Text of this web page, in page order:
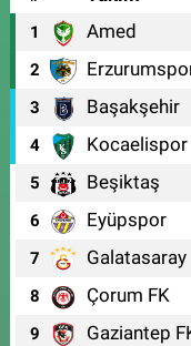
1 Amed
2
3 Başakşehir
4 Kocaelispor
5 Beşiktaş
6 Eyüpspor
7 Galatasaray
8 Çorum FK
9 Gaziantep